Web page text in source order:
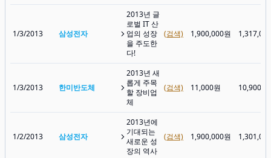
1/3/2013 삼성전자
2013년 글
로벌 IT 산
업의 성장
을 주도한
다!
(검색) 1,900,000원
1/3/2013 한미반도체
2013년 새
롭게 주목
할 장비업
체
(검색) 11,000원 10,900원
1/2/2013 삼성전자
2013년에
기대되는
새로운 성
장의 역사
(검색) 1,900,000원